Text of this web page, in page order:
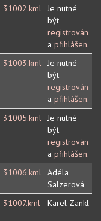
31002.kml Je nutné
být
registrován
a přihlášen.
31003.kml Je nutné
být
registrován
a přihlášen.
31005.kml Je nutné
být
registrován
a přihlášen.
31006.kml Adéla
Salzerová
31007.kml Karel Zankl